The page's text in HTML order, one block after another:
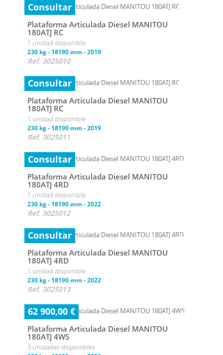
Consultar
Plataforma Articulada Diesel MANITOU
180ATJ RC
1 unidad disponible
230 kg- 18190 mm -2019
Ref. 3025010
Consultar
Plataforma Articulada Diesel MANITOU
180ATJ RC
1 unidad disponible
230 kg- 18190 mm -2019
Ref. 3025011
Consultar
Plataforma Articulada Diesel MANITOU
180ATJ 4RD
1 unidad disponible
230 kg- 18190 mm -2022
Ref. 3025012
Consultar
Plataforma Articulada Diesel MANITOU
180ATJ 4RD
1 unidad disponible
230 kg- 18190 mm -2022
Ref. 3025013
62 900,00 €
Plataforma Articulada Diesel MANITOU
180ATJ 4WS
3 unidades disponibles